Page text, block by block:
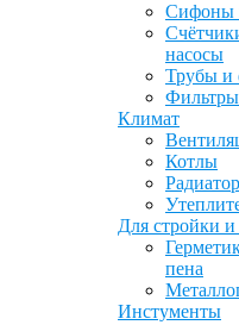
Сифоны
насосы
Трубы и
Климат
Котлы
Для стройки и
пена
Инстументы